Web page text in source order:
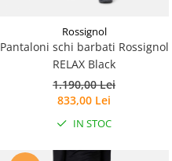
Rossignol
Pantaloni schi barbati Rossignol
RELAX Black
1.190,00 Lei
833,00 Lei
IN STOC